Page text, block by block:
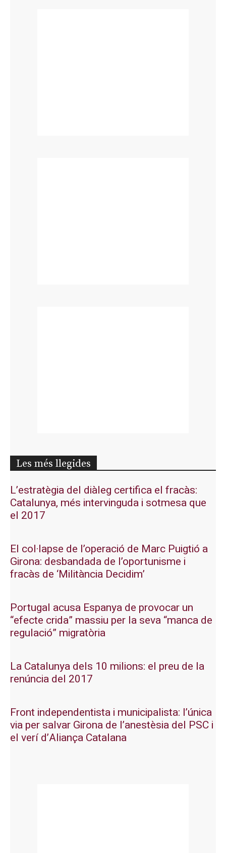
Les més llegides
L’estratègia del diàleg certifica el fracàs:
Catalunya, més intervinguda i sotmesa que
el 2017
El col·lapse de l’operació de Marc Puigtió a
Girona: desbandada de l’oportunisme i
fracàs de ‘Militància Decidim’
Portugal acusa Espanya de provocar un
“efecte crida” massiu per la seva “manca de
regulació” migratòria
La Catalunya dels 10 milions: el preu de la
renúncia del 2017
Front independentista i municipalista: l’única
via per salvar Girona de l’anestèsia del PSC i
el verí d’Aliança Catalana